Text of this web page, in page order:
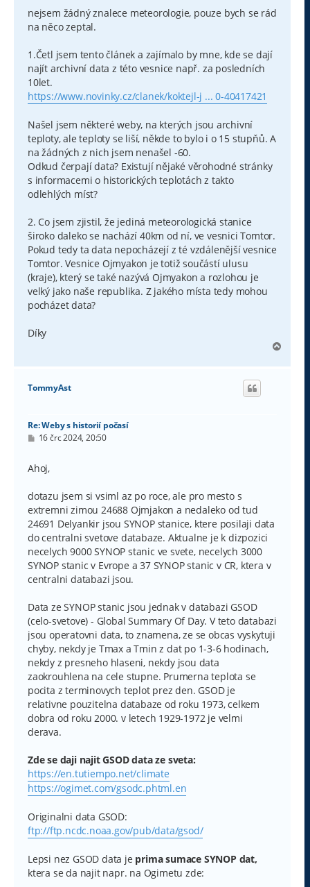
v
e
k
nejsem žádný znalece meteorologie, pouze bych se rád
na něco zeptal.
1.Četl jsem tento článek a zajímalo by mne, kde se dají
najít archivní data z této vesnice např. za posledních
10let.
https://www.novinky.cz/clanek/koktejl-j ... 0-40417421
Našel jsem některé weby, na kterých jsou archivní
teploty, ale teploty se liší, někde to bylo i o 15 stupňů. A
na žádných z nich jsem nenašel -60.
Odkud čerpají data? Existují nějaké věrohodné stránky
s informacemi o historických teplotách z takto
odlehlých míst?
2. Co jsem zjistil, že jediná meteorologická stanice
široko daleko se nachází 40km od ní, ve vesnici Tomtor.
Pokud tedy ta data nepocházejí z té vzdálenější vesnice
Tomtor. Vesnice Ojmyakon je totiž součástí ulusu
(kraje), který se také nazývá Ojmyakon a rozlohou je
velký jako naše republika. Z jakého místa tedy mohou
pocházet data?
Díky
h
TommyAst
Re: Weby s historií počasí
P
s
p
v
e
k
16 črc 2024, 20:50
Ahoj,
dotazu jsem si vsiml az po roce, ale pro mesto s
extremni zimou 24688 Ojmjakon a nedaleko od tud
24691 Delyankir jsou SYNOP stanice, ktere posilaji data
do centralni svetove databaze. Aktualne je k dizpozici
necelych 9000 SYNOP stanic ve svete, necelych 3000
SYNOP stanic v Evrope a 37 SYNOP stanic v CR, ktera v
centralni databazi jsou.
Data ze SYNOP stanic jsou jednak v databazi GSOD
(celo-svetove) - Global Summary Of Day. V teto databazi
jsou operatovni data, to znamena, ze se obcas vyskytuji
chyby, nekdy je Tmax a Tmin z dat po 1-3-6 hodinach,
nekdy z presneho hlaseni, nekdy jsou data
zaokrouhlena na cele stupne. Prumerna teplota se
pocita z terminovych teplot prez den. GSOD je
relativne pouzitelna databaze od roku 1973, celkem
dobra od roku 2000. v letech 1929-1972 je velmi
derava.
Zde se daji najit GSOD data ze sveta:
https://en.tutiempo.net/climate
https://ogimet.com/gsodc.phtml.en
Originalni data GSOD:
ftp://ftp.ncdc.noaa.gov/pub/data/gsod/
Lepsi nez GSOD data je prima sumace SYNOP dat,
ktera se da najit napr. na Ogimetu zde: